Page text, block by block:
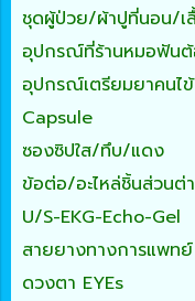
ชุดผู้ป่วย/ผ้าปูที่นอน/เ
อุปกรณ์ที่ร้านหมอฟันต้
อุปกรณ์เตรียมยาคนไข้
Capsule
ซองซิปใส/ทึบ/แดง
ข้อต่อ/อะไหล่ชิ้นส่วนต่
U/S-EKG-Echo-Gel
สายยางทางการแพทย์
ดวงตา EYEs